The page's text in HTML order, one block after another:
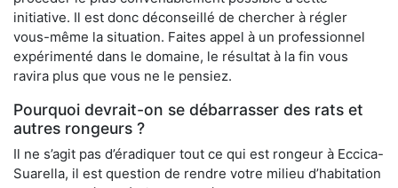
initiative. Il est donc déconseillé de chercher à régler
vous-même la situation. Faites appel à un professionnel
expérimenté dans le domaine, le résultat à la fin vous
ravira plus que vous ne le pensiez.
Pourquoi devrait-on se débarrasser des rats et
autres rongeurs ?
Il ne s’agit pas d’éradiquer tout ce qui est rongeur à Eccica-
Suarella, il est question de rendre votre milieu d’habitation